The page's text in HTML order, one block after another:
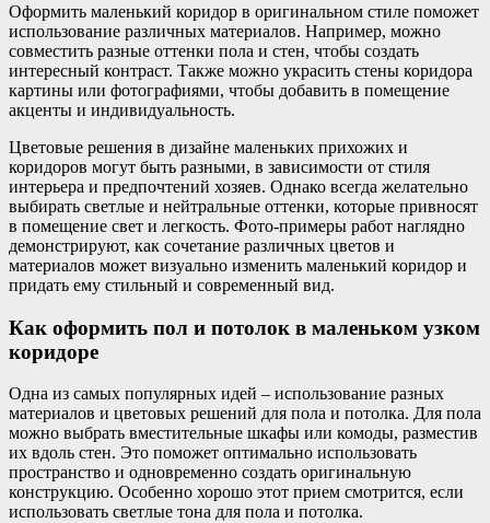
Оформить маленький коридор в оригинальном стиле поможет
использование различных материалов. Например, можно
совместить разные оттенки пола и стен, чтобы создать
интересный контраст. Также можно украсить стены коридора
картины или фотографиями, чтобы добавить в помещение
акценты и индивидуальность.
Цветовые решения в дизайне маленьких прихожих и
коридоров могут быть разными, в зависимости от стиля
интерьера и предпочтений хозяев. Однако всегда желательно
выбирать светлые и нейтральные оттенки, которые привносят
в помещение свет и легкость. Фото-примеры работ наглядно
демонстрируют, как сочетание различных цветов и
материалов может визуально изменить маленький коридор и
придать ему стильный и современный вид.
Как оформить пол и потолок в маленьком узком
коридоре
Одна из самых популярных идей – использование разных
материалов и цветовых решений для пола и потолка. Для пола
можно выбрать вместительные шкафы или комоды, разместив
их вдоль стен. Это поможет оптимально использовать
пространство и одновременно создать оригинальную
конструкцию. Особенно хорошо этот прием смотрится, если
использовать светлые тона для пола и потолка.